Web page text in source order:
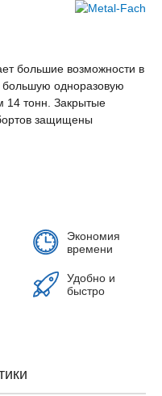
большие возможности в
большую одноразовую
14 тонн. Закрытые
защищены
Экономия
времени
Удобно и
быстро